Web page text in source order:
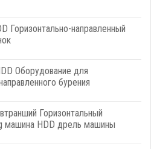
Горизонтально-направленный
Оборудование для
бурения
Горизонтальный
машина HDD дрель машины